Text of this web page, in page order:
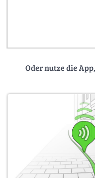
Oder nutze die